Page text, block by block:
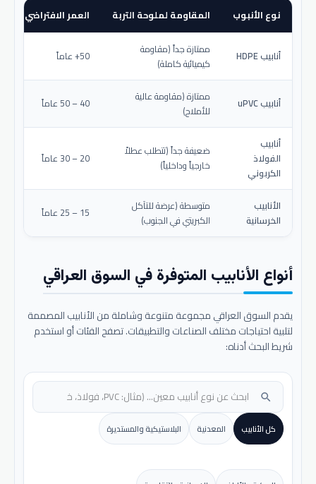
نوع الأنبوب المقاومة لملوحة التربة العمر الافتراضي
أنابيب HDPE
ممتازة جداً (مقاومة
كيميائية كاملة)
50+ عاماً
أنابيب uPVC
ممتازة (مقاومة عالية
للأملاح)
40 – 50 عاماً
أنابيب
الفولاذ
الكربوني
ضعيفة جداً (تتطلب عطلاً
خارجياً وداخلياً)
20 – 30 عاماً
الأنابيب
الخرسانية
متوسطة (عرضة للتآكل
الكبريتي في الجنوب)
15 – 25 عاماً
أنواع الأنابيب المتوفرة في السوق العراقي
يقدم السوق العراقي مجموعة متنوعة وشاملة من الأنابيب المصممة
لتلبية احتياجات مختلف الصناعات والتطبيقات. تصفح الفئات أو استخدم
شريط البحث أدناه:
search
كل الأنابيب المعدنية البلاستيكية والمستديرة